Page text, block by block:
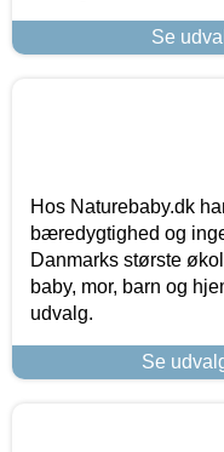
Se
Hos Naturebaby.dk
bæredygtighed og
Danmarks største
baby, mor, barn og
udvalg.
Se